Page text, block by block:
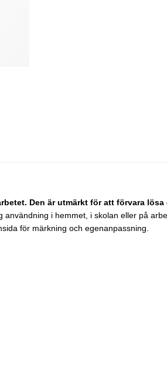
Den är utmärkt för att förvara
i hemmet, i skolan eller på
för märkning och egenanpassning.